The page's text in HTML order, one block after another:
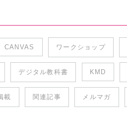
CANVAS ワークショップ
デジタル教科書 KMD
載 関連記事 メルマガ